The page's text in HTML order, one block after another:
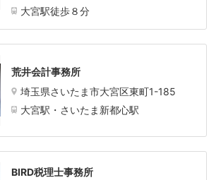
大宮駅徒歩８分
荒井会計事務所
埼玉県さいたま市大宮区東町1-185
大宮駅・さいたま新都心駅
BIRD税理士事務所